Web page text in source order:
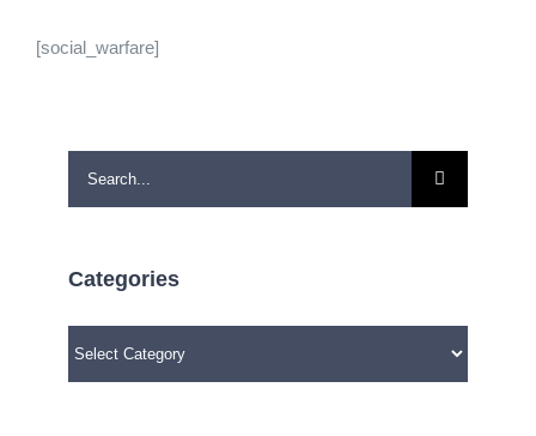
[social_warfare]
Search
for:
Categories
Categories